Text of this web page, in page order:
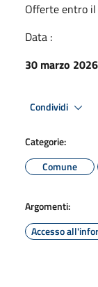
Offerte entro
Data :
30 marzo 2026
Condividi
Categorie:
Comune
Argomenti:
Accesso